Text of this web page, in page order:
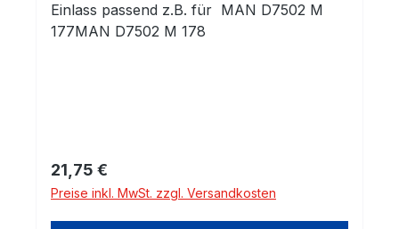
Einlass passend z.B. für MAN D7502 M
177MAN D7502 M 178
Regulärer Preis:
21,75 €
Preise inkl. MwSt. zzgl. Versandkosten